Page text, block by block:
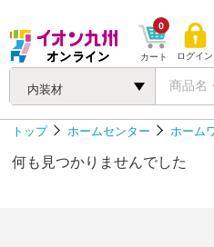
内装材
カート
0
ログイン
トップ ホームセンター ホーム
何も見つかりませんでした